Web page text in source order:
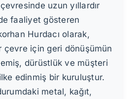
uzun yıllardır
faaliyet gösteren
Hurdacı olarak,
çevre için geri dönüşümün
dürüstlük ve müşteri
edinmiş bir kuruluştur.
metal, kağıt,